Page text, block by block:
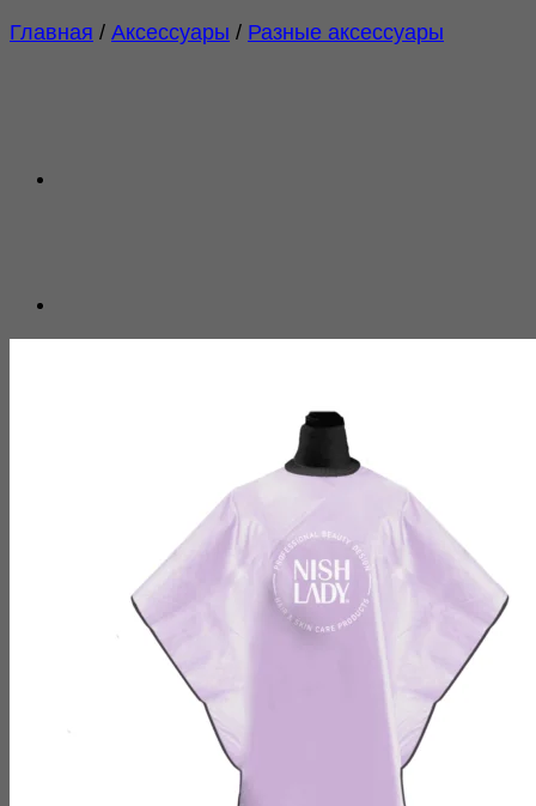
Главная / Аксессуары / Разные аксессуары